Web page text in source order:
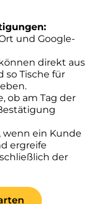
und Google-
direkt aus
so Tische für
ob am Tag der
wenn ein Kunde
ergreife
der